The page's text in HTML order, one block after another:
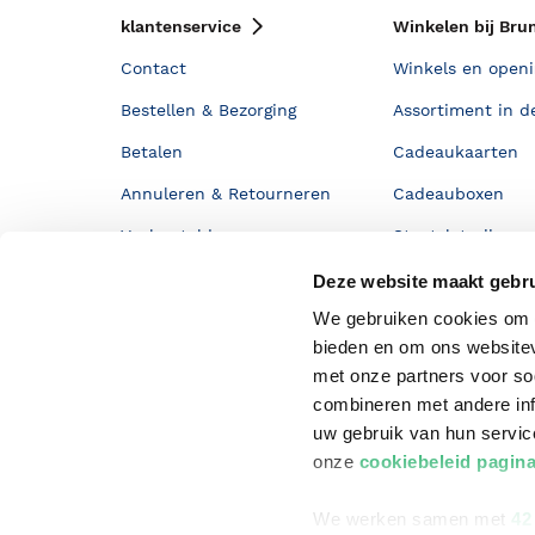
Deze website maakt
We gebruiken cookies
bieden en om ons
met onze partners voor
combineren met andere
uw gebruik van hun
onze cookiebeleid pagina
We werken samen met
klantenservice
Contact
Bestellen & Bezorging
Betalen
Annuleren & Retourneren
Veelgestelde vragen
Zakelijk boeken bestellen
Winkelen bij
Winkels en
Assortiment in
Cadeaukaarten
Cadeauboxen
Staatsloterij
ING